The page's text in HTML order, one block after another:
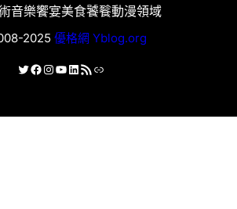
音樂饗宴美食饕餮動漫領域
2025 優格網 Yblog.org
X Facebook
Instagram
YouTube
LinkedIn
RSS 資訊提供連結